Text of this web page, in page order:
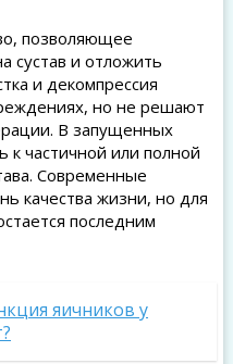
позволяющее
сустав и отложить
и декомпрессия
но не решают
В запущенных
к частичной или полной
Современные
качества жизни, но для
последним
яичников у